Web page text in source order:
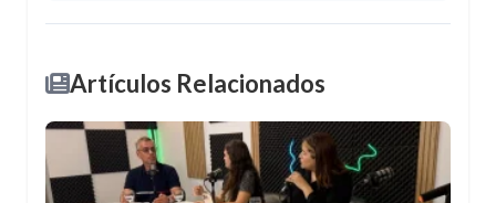
Artículos Relacionados